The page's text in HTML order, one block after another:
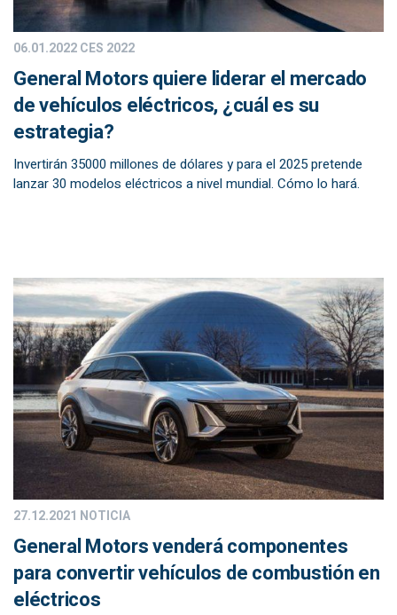
06.01.2022CES 2022
General Motors quiere liderar el mercado
de vehículos eléctricos, ¿cuál es su
estrategia?
Invertirán 35000 millones de dólares y para el 2025 pretende
lanzar 30 modelos eléctricos a nivel mundial. Cómo lo hará.
27.12.2021 NOTICIA
General Motors venderá componentes
para convertir vehículos de combustión en
eléctricos